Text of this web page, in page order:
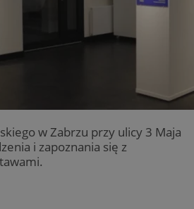
w Zabrzu przy ulicy 3 Maja
i zapoznania się z